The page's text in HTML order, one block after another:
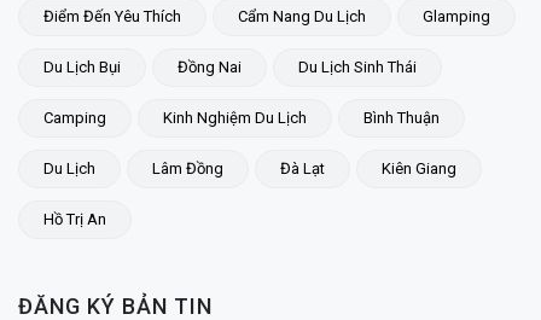
Điểm Đến Yêu Thích Cẩm Nang Du Lịch Glamping
Du Lịch Bụi Đồng Nai Du Lịch Sinh Thái
Camping Kinh Nghiệm Du Lịch Bình Thuận
Du Lịch Lâm Đồng Đà Lạt Kiên Giang
Hồ Trị An
ĐĂNG KÝ BẢN TIN